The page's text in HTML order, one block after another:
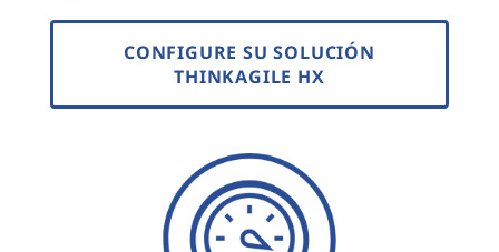
CONFIGURE SU SOLUCIÓN
THINKAGILE HX